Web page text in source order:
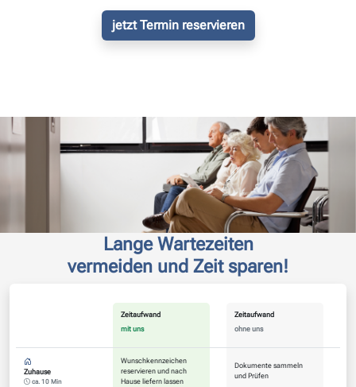
jetzt Termin reservieren
Lange Wartezeiten
vermeiden und Zeit sparen!
Zeitaufwand
mit uns
Zeitaufwand
ohne uns
Zuhause
ca. 10 Min
Wunschkennzeichen
reservieren und nach
Hause liefern lassen
Dokumente sammeln
und Prüfen